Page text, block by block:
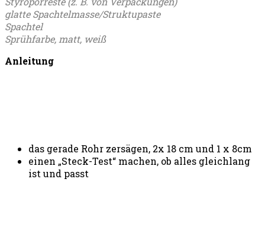
glatte Spachtelmasse/Struktupaste
Spachtel
Sprühfarbe, matt, weiß
Anleitung
das gerade Rohr zersägen, 2x 18 cm und 1 x 8cm
einen „Steck-Test“ machen, ob alles gleichlang
ist und passt